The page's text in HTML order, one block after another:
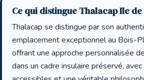
Ce qui distingue Thalacap Ile de
Thalacap se distingue par son
emplacement exceptionnel au Bois-
offrant une approche personnalisée
dans un cadre insulaire préservé,